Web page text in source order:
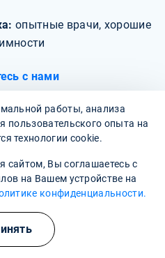
опытные врачи, хорошие
с нами
- ответ
Полезные курсы
работы, анализа
пользовательского опыта на
технологии cookie.
сайтом, Вы соглашаетесь с
на Вашем устройстве на
конфиденциальности.